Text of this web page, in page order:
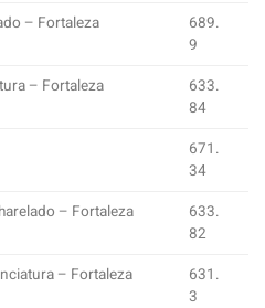
– Fortaleza
689.
9
– Fortaleza
633.
84
671.
34
– Fortaleza
633.
82
– Fortaleza
631.
3